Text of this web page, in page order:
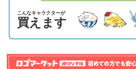
こんなキャラクターが
買えます